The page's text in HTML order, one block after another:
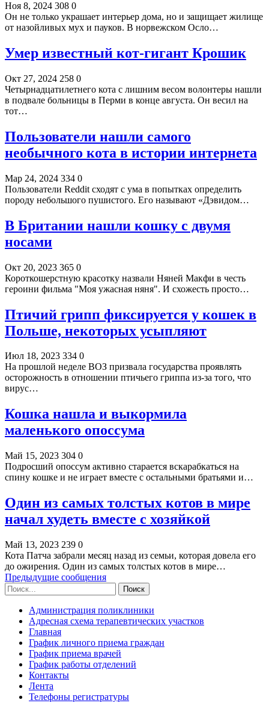
Ноя 8, 2024 308 0
Он не только украшает интерьер дома, но и защищает жилище
от назойливых мух и пауков. В норвежском Осло…
Умер известный кот-гигант Крошик
Окт 27, 2024 258 0
Четырнадцатилетнего кота с лишним весом волонтеры нашли
в подвале больницы в Перми в конце августа. Он весил на
тот…
Пользователи нашли самого
необычного кота в истории интернета
Мар 24, 2024 334 0
Пользователи Reddit сходят с ума в попытках определить
породу небольшого пушистого. Его называют «Дэвидом…
В Британии нашли кошку с двумя
носами
Окт 20, 2023 365 0
Короткошерстную красотку назвали Няней Макфи в честь
героини фильма "Моя ужасная няня". И схожесть просто…
Птичий грипп фиксируется у кошек в
Польше, некоторых усыпляют
Июл 18, 2023 334 0
На прошлой неделе ВОЗ призвала государства проявлять
осторожность в отношении птичьего гриппа из-за того, что
вирус…
Кошка нашла и выкормила
маленького опоссума
Май 15, 2023 304 0
Подросший опоссум активно старается вскарабкаться на
спину кошке и не играет вместе с остальными братьями и…
Один из самых толстых котов в мире
начал худеть вместе с хозяйкой
Май 13, 2023 239 0
Кота Патча забрали месяц назад из семьи, которая довела его
до ожирения. Один из самых толстых котов в мире…
Предыдущие сообщения
Администрация поликлиники
Адресная схема терапевтических участков
Главная
График личного приема граждан
График приема врачей
График работы отделений
Контакты
Лента
Телефоны регистратуры